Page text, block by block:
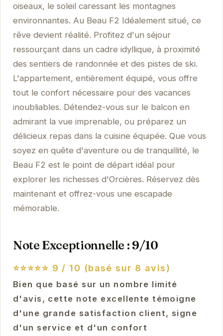
oiseaux, le soleil caressant les montagnes
environnantes. Au Beau F2 Idéalement situé, ce
rêve devient réalité. Profitez d'un séjour
ressourçant dans un cadre idyllique, à proximité
des sentiers de randonnée et des pistes de ski.
L'appartement, entièrement équipé, vous offre
tout le confort nécessaire pour des vacances
inoubliables. Détendez-vous sur le balcon en
admirant la vue imprenable, ou préparez un
délicieux repas dans la cuisine équipée. Que vous
soyez en quête d'aventure ou de tranquillité, le
Beau F2 est le point de départ idéal pour
explorer les richesses d'Orcières. Réservez dès
maintenant et offrez-vous une escapade
mémorable.
Note Exceptionnelle : 9/10
⭐⭐⭐⭐⭐ 9 / 10 (basé sur 8 avis)
Bien que basé sur un nombre limité
d'avis, cette note excellente témoigne
d'une grande satisfaction client, signe
d'un service et d'un confort